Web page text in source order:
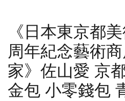
《日本東京都
周年紀念藝術
家》佐山愛 京
金包 小零錢包